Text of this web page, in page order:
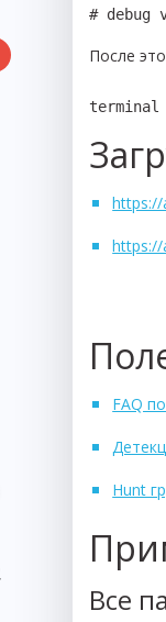
# debug
После
terminal
https://
https://
FAQ
Hunt
Все